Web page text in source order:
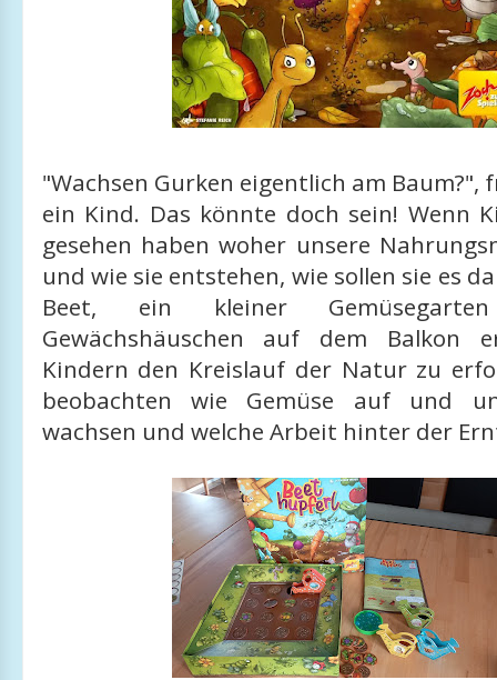
"Wachsen Gurken eigentlich am Baum?",
ein Kind. Das könnte doch sein! Wenn
gesehen haben woher unsere
und wie sie entstehen, wie sollen sie es
Beet, ein kleiner
Gewächshäuschen auf dem Balkon
Kindern den Kreislauf der Natur zu
beobachten wie Gemüse auf und
wachsen und welche Arbeit hinter der